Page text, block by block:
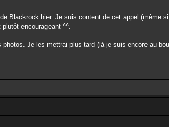
Blackrock hier. Je suis content de cet appel (même
encourageant ^^.
Je les mettrai plus tard (là je suis encore au